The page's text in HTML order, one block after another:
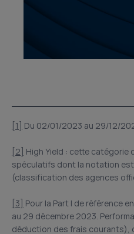
[1] Du 02/01/2023 au 29/12/
[2]
High Yield : cette catégorie
spéculatifs dont la notation est
(classification des agences
[3]
Pour la Part I de référence
au 29 décembre 2023.
déduction des frais courants),